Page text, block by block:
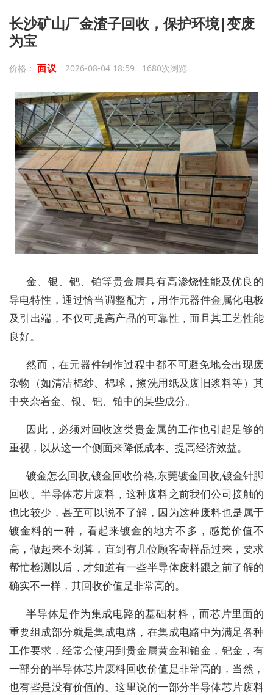
长沙矿山厂金渣子回收，保护环境|变废
为宝
价格： 面议 2026-08-04 18:59 1680次浏览
金、银、钯、铂等贵金属具有高渗烧性能及优良的
导电特性，通过恰当调整配方，用作元器件金属化电极
及引出端，不仅可提高产品的可靠性，而且其工艺性能
良好。
然而，在元器件制作过程中都不可避免地会出现废
杂物（如清洁棉纱、棉球，擦洗用纸及废旧浆料等）其
中夹杂着金、银、钯、铂中的某些成分。
因此，必须对回收这类贵金属的工作也引起足够的
重视，以从这一个侧面来降低成本、提高经济效益。
镀金怎么回收,镀金回收价格,东莞镀金回收,镀金针脚
回收。半导体芯片废料，这种废料之前我们公司接触的
也比较少，甚至可以说不了解，因为这种废料也是属于
镀金料的一种，看起来镀金的地方不多，感觉价值不
高，做起来不划算，直到有几位顾客寄样品过来，要求
帮忙检测以后，才知道有一些半导体废料跟之前了解的
确实不一样，其回收价值是非常高的。
半导体是作为集成电路的基础材料，而芯片里面的
重要组成部分就是集成电路，在集成电路中为满足各种
工作要求，经常会使用到贵金属黄金和铂金，钯金，有
一部分的半导体芯片废料回收价值是非常高的，当然，
也有些是没有价值的。这里说的一部分半导体芯片废料